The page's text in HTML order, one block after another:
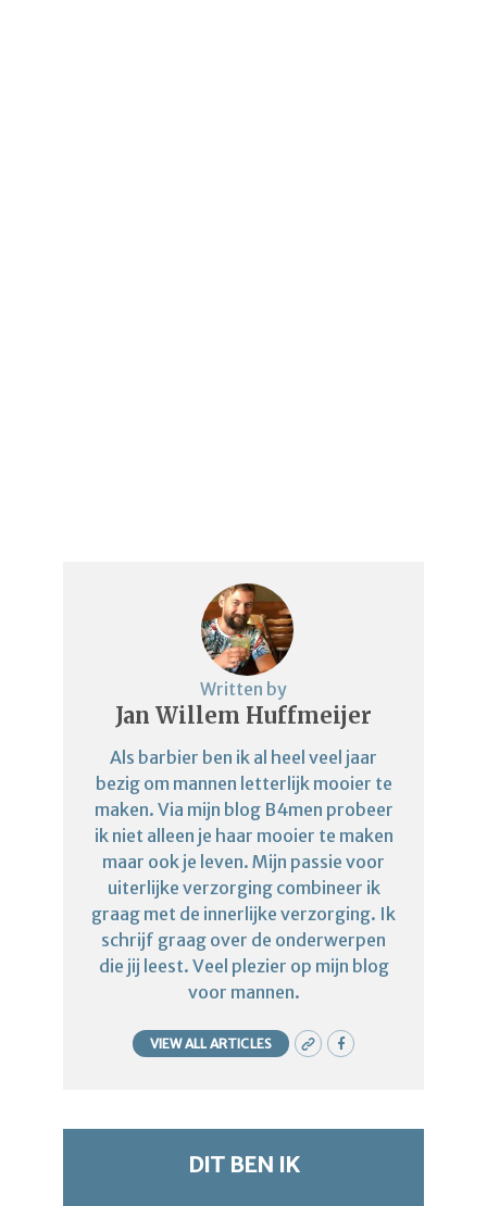
Written by
Jan Willem Huffmeijer
Als barbier ben ik al heel veel jaar
bezig om mannen letterlijk mooier te
maken. Via mijn blog B4men probeer
ik niet alleen je haar mooier te maken
maar ook je leven. Mijn passie voor
uiterlijke verzorging combineer ik
graag met de innerlijke verzorging. Ik
schrijf graag over de onderwerpen
die jij leest. Veel plezier op mijn blog
voor mannen.
VIEW ALL ARTICLES
DIT BEN IK